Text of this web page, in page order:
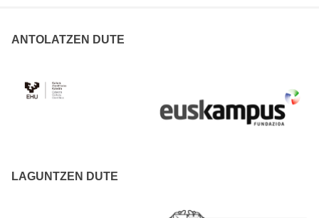
ANTOLATZEN DUTE
LAGUNTZEN DUTE